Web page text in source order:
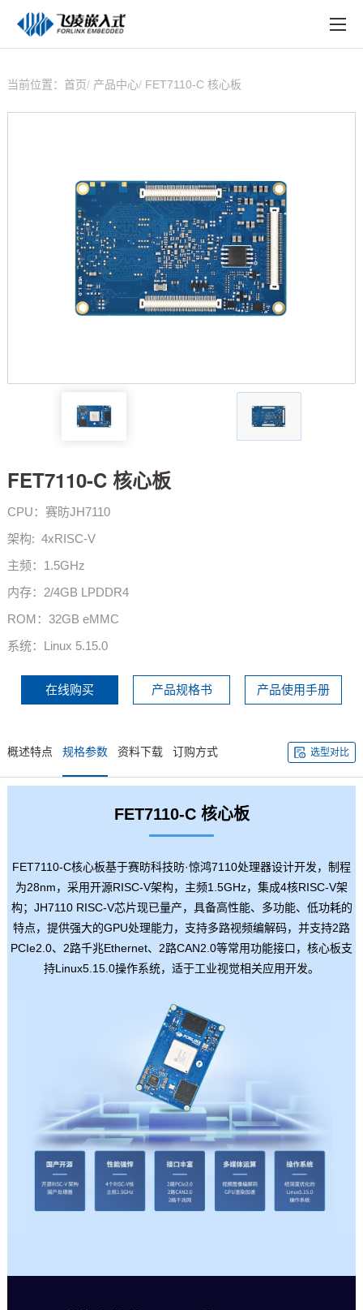
在线购买
当前位置： 首页 产品中心 FET7110-C 核心板
FET7110-C 核心板
CPU：赛昉JH7110
架构: 4xRISC-V
主频：1.5GHz
内存：2/4GB LPDDR4
ROM：32GB eMMC
系统：Linux 5.15.0
在线购买 产品规格书 产品使用手册
概述特点 规格参数 资料下载 订购方式 选型对比
FET7110-C 核心板
FET7110-C核心板基于赛昉科技昉·惊鸿7110处理器设计开发，制程
为28nm，采用开源RISC-V架构，主频1.5GHz，集成4核RISC-V架
构；JH7110 RISC-V芯片现已量产，具备高性能、多功能、低功耗的
特点，提供强大的GPU处理能力，支持多路视频编解码，并支持2路
PCIe2.0、2路千兆Ethernet、2路CAN2.0等常用功能接口，核心板支
持Linux5.15.0操作系统，适于工业视觉相关应用开发。